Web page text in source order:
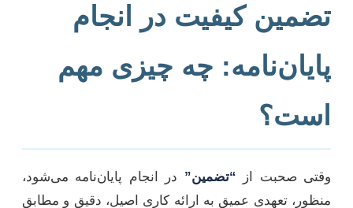
تضمین کیفیت در انجام
پایان‌نامه: چه چیزی مهم
است؟
وقتی صحبت از “تضمین” در انجام پایان‌نامه می‌شود،
منظور، تعهدی عمیق به ارائه کاری اصیل، دقیق و مطابق